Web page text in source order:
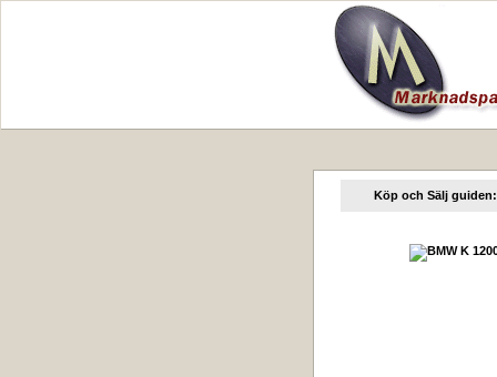
Köp och Sälj guiden: